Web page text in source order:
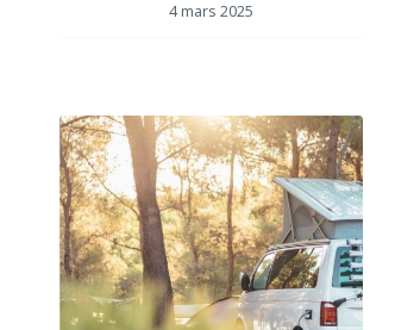
4 mars 2025